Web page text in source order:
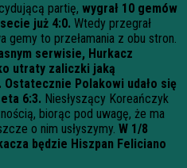
partię, wygrał 10 gemów
już 4:0. Wtedy przegrał
gemy to przełamania z obu stron.
serwisie, Hurkacz
utraty zaliczki jaką
Ostatecznie Polakowi udało się
6:3. Niesłyszący Koreańczyk
biorąc pod uwagę, że ma
o nim usłyszymy. W 1/8
będzie Hiszpan Feliciano